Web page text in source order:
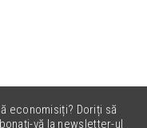
economisiți? Doriți să
vă la newsletter-ul